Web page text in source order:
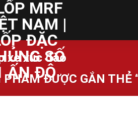
xe xúc đào
PHẨM ĐƯỢC GẮN THẺ